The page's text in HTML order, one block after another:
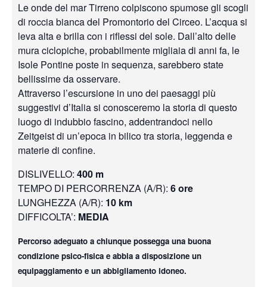
Le onde del mar Tirreno colpiscono spumose gli scogli
di roccia bianca del Promontorio del Circeo. L’acqua si
leva alta e brilla con i riflessi del sole. Dall’alto delle
mura ciclopiche, probabilmente migliaia di anni fa, le
Isole Pontine poste in sequenza, sarebbero state
bellissime da osservare.
Attraverso l’escursione in uno dei paesaggi più
suggestivi d’Italia si conosceremo la storia di questo
luogo di indubbio fascino, addentrandoci nello
Zeitgeist di un’epoca in bilico tra storia, leggenda e
materie di confine.
DISLIVELLO: 400 m
TEMPO DI PERCORRENZA (A/R): 6 ore
LUNGHEZZA (A/R): 10 km
DIFFICOLTA’: MEDIA
Percorso adeguato a chiunque possegga una buona
condizione psico-fisica e abbia a disposizione un
equipaggiamento e un abbigliamento idoneo.